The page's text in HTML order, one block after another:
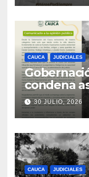
CAUCA JUDICIALES
condena
ciudadanos y exige
urgentes
Nacional
30 JULIO, 2026
CAUCA JUDICIALES